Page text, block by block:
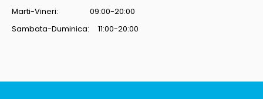
Marti-Vineri: 09:00-20:00
Sambata-Duminica: 11:00-20:00